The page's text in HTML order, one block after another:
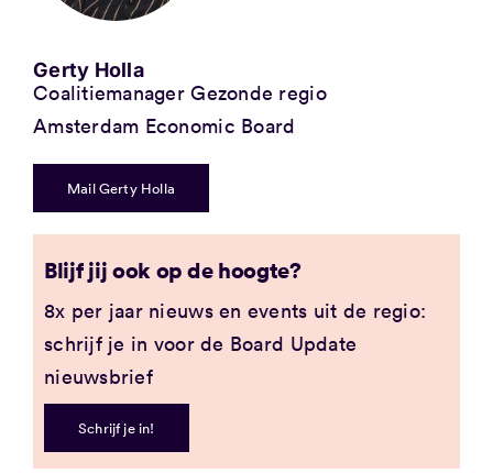
Gerty Holla
Coalitiemanager Gezonde regio
Amsterdam Economic Board
Mail Gerty Holla
Blijf jij ook op de hoogte?
8x per jaar nieuws en events uit de regio:
schrijf je in voor de Board Update
nieuwsbrief
Schrijf je in!